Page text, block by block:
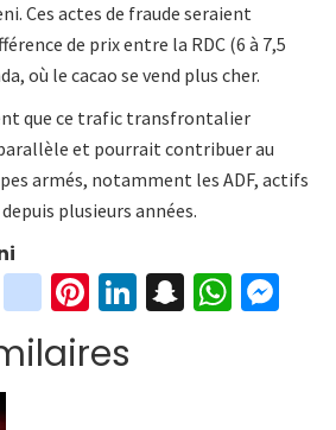
Ces actes de fraude seraient
de prix entre la RDC (6 à 7,5
où le cacao se vend plus cher.
que ce trafic transfrontalier
et pourrait contribuer au
armés, notamment les ADF, actifs
plusieurs années.
T
wi
tt
in
st
ag
Pi
er
Li S W